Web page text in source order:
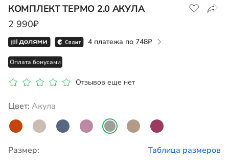
КОМПЛЕКТ ТЕРМО 2.0 АКУЛА
2 990₽
4 платежа по 748
Оплата бонусами
Отзывов еще нет
Цвет: акула
Размер: Таблица размеров